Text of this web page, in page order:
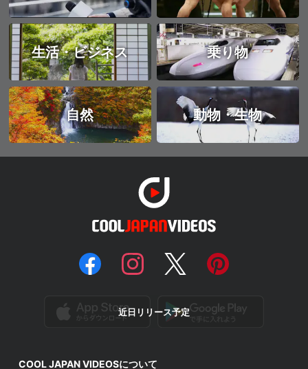
生活・ビジネス 乗り物
自然 動物・生物
近日リリース予定
COOL JAPAN VIDEOSについて